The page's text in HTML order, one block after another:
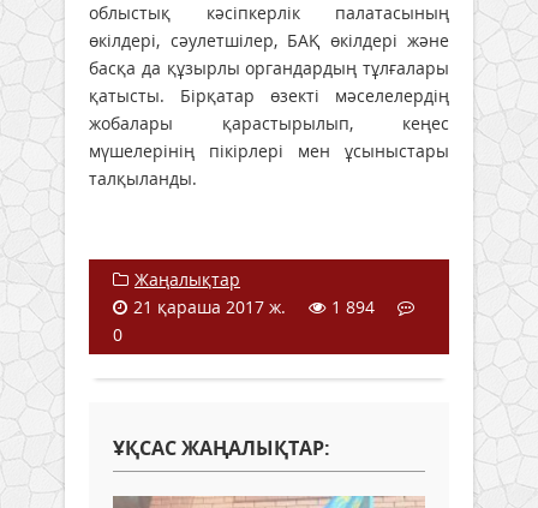
облыстық кәсіпкерлік палатасының
өкілдері, сәулетшілер, БАҚ өкілдері және
басқа да құзырлы органдардың тұлғалары
қатысты. Бірқатар өзекті мәселелердің
жобалары қарастырылып, кеңес
мүшелерінің пікірлері мен ұсыныстары
талқыланды.
Жаңалықтар
21 қараша 2017 ж.
1 894
0
ҰҚСАС ЖАҢАЛЫҚТАР: